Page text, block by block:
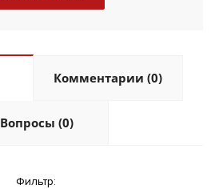
Комментарии (0)
Вопросы (0)
Фильтр: